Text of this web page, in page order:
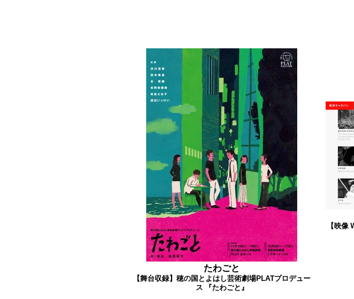
たわごと
【舞台収録】穂の国とよはし芸術劇場PLATプロデュー
ス 『たわごと』
【映像